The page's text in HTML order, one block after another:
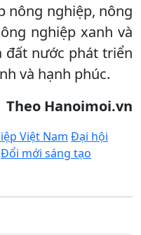
nông nghiệp, nông
nghiệp xanh và
đất nước phát triển
và hạnh phúc.
Theo Hanoimoi.vn
Việt Nam Đại hội
Đổi mới sáng tạo